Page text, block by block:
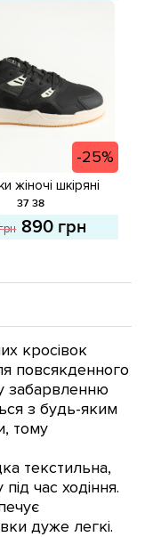
-25%
жіночі шкіряні
розпродаж
37 38
890 грн
кросівок
повсякденного
забарвленню
з будь-яким
тому
текстильна,
час ходіння.
дуже легкі.